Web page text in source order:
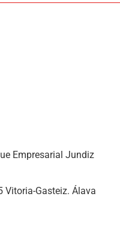
Empresarial Jundiz
Vitoria-Gasteiz. Álava